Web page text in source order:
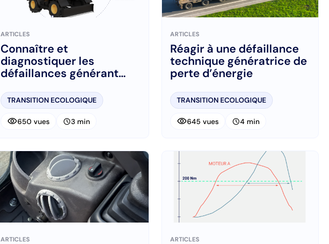
ARTICLES
Connaître et
diagnostiquer les
défaillances générant
TRANSITION ECOLOGIQUE
visibility650 vues schedule3 min
ARTICLES
Réagir à une défaillance
technique génératrice de
perte d’énergie
TRANSITION ECOLOGIQUE
visibility645 vues schedule4 min
ARTICLES ARTICLES